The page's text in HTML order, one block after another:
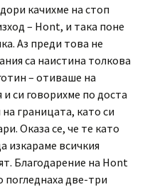
качихме на стоп
– Hont, и така поне
Аз преди това не
са наистина толкова
– отиваше на
си говорихме по доста
границата, като си
Оказа се, че те като
изкараме всичкия
Благодарение на Hont
погледнаха две-три